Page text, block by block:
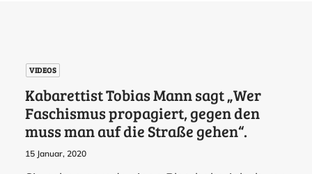
VIDEOS
Kabarettist Tobias Mann sagt „Wer
Faschismus propagiert, gegen den
muss man auf die Straße gehen“.
15 Januar, 2020